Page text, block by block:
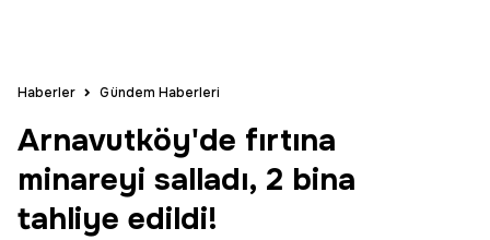
Haberler Gündem Haberleri
Arnavutköy'de fırtına
minareyi salladı, 2 bina
tahliye edildi!